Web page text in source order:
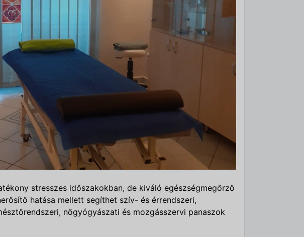
stresszes időszakokban, de kiváló egészségmegőrző
hatása mellett segíthet szív- és érrendszeri,
nőgyógyászati és mozgásszervi panaszok